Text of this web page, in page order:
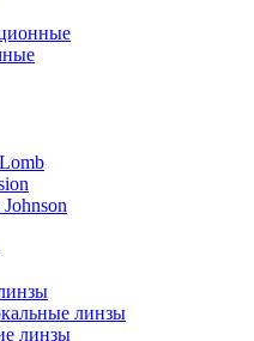
линзы
линзы